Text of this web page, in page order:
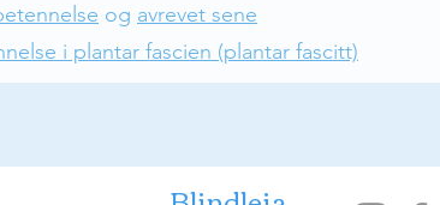
og avrevet sene
i plantar fascien (plantar fascitt)